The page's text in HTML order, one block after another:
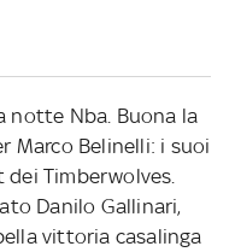
notte Nba. Buona la
Marco Belinelli: i suoi
Timberwolves.
Danilo Gallinari,
vittoria casalinga